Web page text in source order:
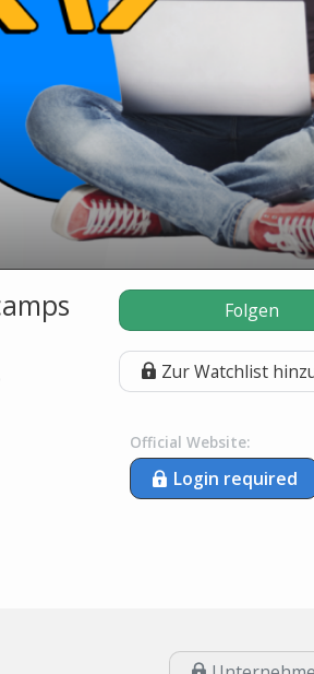
Folgen
Zur Watchlist
Official Website:
Login required